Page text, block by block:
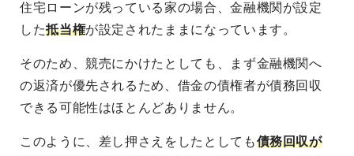
住宅ローンが残っている家の場合、金融機関が設定
した抵当権が設定されたままになっています。
そのため、競売にかけたとしても、まず金融機関へ
の返済が優先されるため、借金の債権者が債務回収
できる可能性はほとんどありません。
このように、差し押さえをしたとしても債務回収が